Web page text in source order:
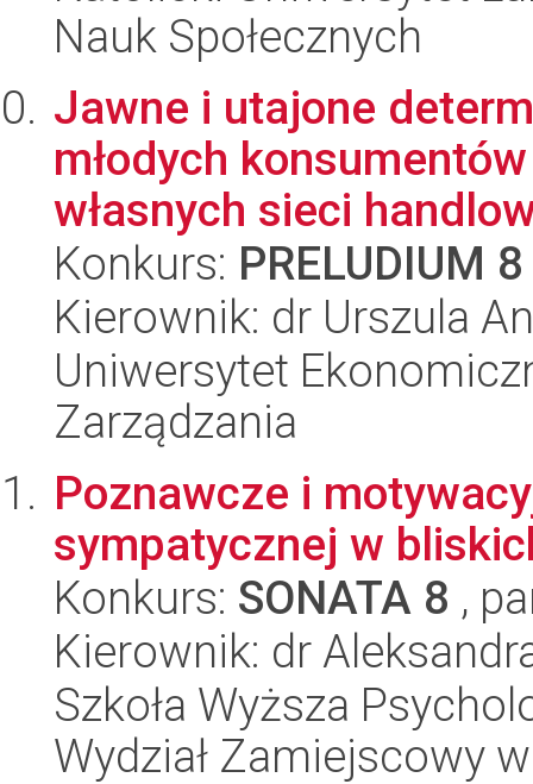
Nauk Społecznych
Jawne i utajone
młodych
własnych sieci
Konkurs: PRELUDIUM 8
Kierownik: dr Urszula
Uniwersytet
Zarządzania
Poznawcze i
sympatycznej w
Konkurs: SONATA 8 ,
Kierownik: dr
Szkoła Wyższa
Wydział Zamiejscowy